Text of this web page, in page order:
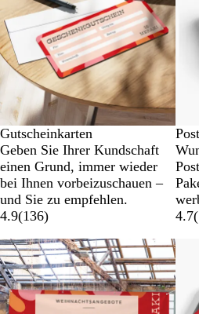
Gutscheinkarten
Geben Sie Ihrer Kundschaft
einen Grund, immer wieder
bei Ihnen vorbeizuschauen –
und Sie zu empfehlen.
4.9(136)
4.7(
Neue Optionen